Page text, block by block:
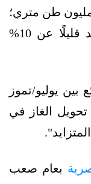
قدره 50% تقريبًا إلى 3.7 مليون طن متري؛
إذ انخفض إنتاجها المحلي بما يزيد قليلًا عن 10%
يوليو/تموز
2023، بسبب تحويل الغاز في
بعام صعب